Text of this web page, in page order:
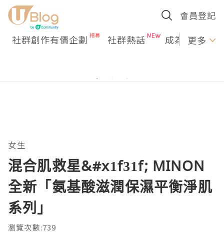
會員登記
社群創作有價企劃 社群熱話 成為U更多
女生
混合肌救星&#x1f31f; MINON
全新「氨基酸滋潤保濕平衡淨肌
系列」
瀏覽次數:739